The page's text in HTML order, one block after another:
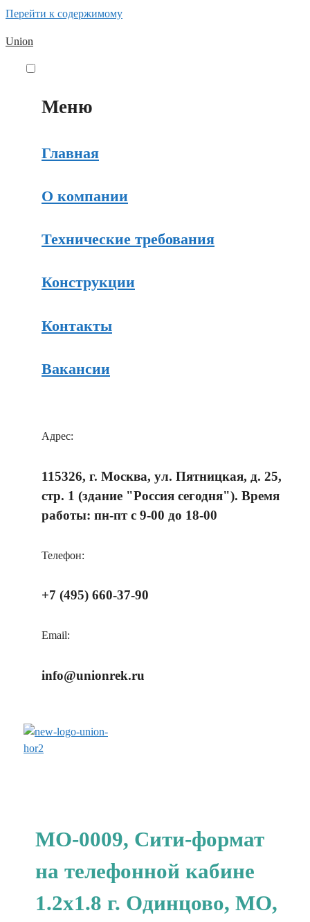
Перейти к содержимому
Union
Меню
Главная
О компании
Технические требования
Конструкции
Контакты
Вакансии
Адрес:
115326, г. Москва, ул. Пятницкая, д. 25,
стр. 1 (здание "Россия сегодня"). Время
работы: пн-пт с 9-00 до 18-00
Телефон:
+7 (495) 660-37-90
Email:
info@unionrek.ru
МО-0009, Сити-формат
на телефонной кабине
1.2x1.8 г. Одинцово, МО,